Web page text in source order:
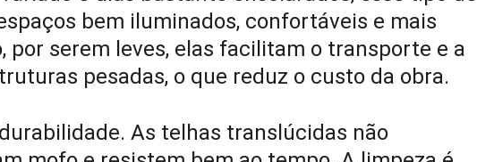
bem iluminados, confortáveis e mais
por serem leves, elas facilitam o transporte e a
pesadas, o que reduz o custo da obra.
As telhas translúcidas não